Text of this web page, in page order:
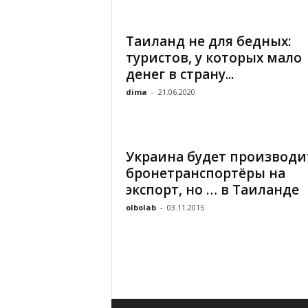
Таиланд не для бедных:
туристов, у которых мало
денег в страну...
dima - 21.06.2020
Украина будет
бронетранспортёры на
экспорт, но … в Таиланде
olbolab - 03.11.2015